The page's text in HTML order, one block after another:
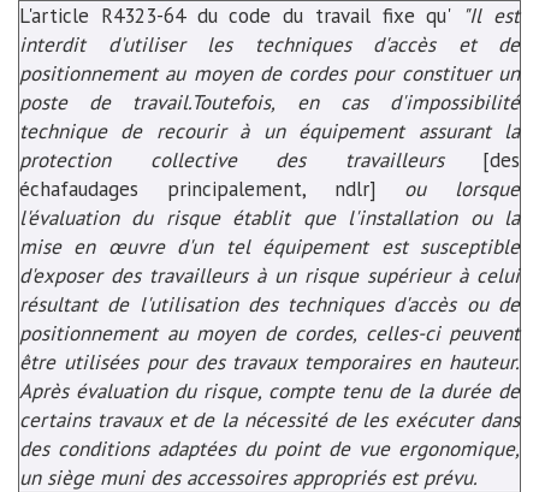
L'article R4323-64 du code du travail fixe qu' "Il est
interdit d'utiliser les techniques d'accès et de
positionnement au moyen de cordes pour constituer un
poste de travail.Toutefois, en cas d'impossibilité
technique de recourir à un équipement assurant la
protection collective des travailleurs [des
échafaudages principalement, ndlr] ou lorsque
l'évaluation du risque établit que l'installation ou la
mise en œuvre d'un tel équipement est susceptible
d'exposer des travailleurs à un risque supérieur à celui
résultant de l'utilisation des techniques d'accès ou de
positionnement au moyen de cordes, celles-ci peuvent
être utilisées pour des travaux temporaires en hauteur.
Après évaluation du risque, compte tenu de la durée de
certains travaux et de la nécessité de les exécuter dans
des conditions adaptées du point de vue ergonomique,
un siège muni des accessoires appropriés est prévu.